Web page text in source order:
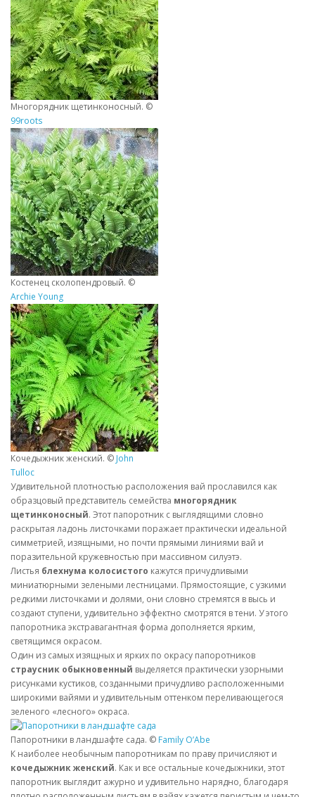
Многорядник щетинконосный. ©
99roots
Костенец сколопендровый. ©
Archie Young
Кочедыжник женский. © John
Tulloc
Удивительной плотностью расположения вай прославился как
образцовый представитель семейства многорядник
щетинконосный. Этот папоротник с выглядящими словно
раскрытая ладонь листочками поражает практически идеальной
симметрией, изящными, но почти прямыми линиями вай и
поразительной кружевностью при массивном силуэтэ.
Листья блехнума колосистого кажутся причудливыми
миниатюрными зелеными лестницами. Прямостоящие, с узкими
редкими листочками и долями, они словно стремятся в высь и
создают ступени, удивительно эффектно смотрятся в тени. У этого
папоротника экстравагантная форма дополняется ярким,
светящимся окрасом.
Один из самых изящных и ярких по окрасу папоротников
страусник обыкновенный выделяется практически узорными
рисунками кустиков, созданными причудливо расположенными
широкими вайями и удивительным оттенком переливающегося
зеленого «лесного» окраса.
Папоротники в ландшафте сада. © Family O’Abe
К наиболее необычным папоротникам по праву причисляют и
кочедыжник женский. Как и все остальные кочедыжники, этот
папоротник выглядит ажурно и удивительно нарядно, благодаря